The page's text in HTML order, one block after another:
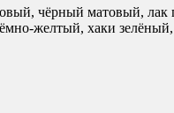
чёрный матовый, лак
желтый, хаки